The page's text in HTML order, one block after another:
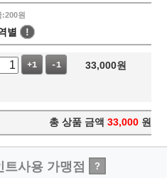
:200원
별 !
+1 -1 33,000원
총 상품 금액 33,000 원
트사용 가맹점 ?